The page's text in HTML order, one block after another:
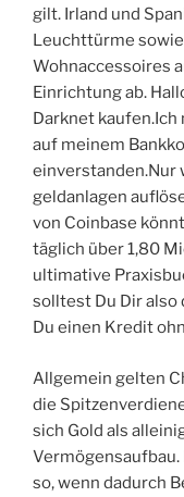
gilt. Irland und
Leuchttürme
Wohnaccessoires
Einrichtung ab.
Darknet
auf meinem
einverstanden.Nur
geldanlagen
von Coinbase
täglich über 1,80
ultimative
solltest Du Dir also
Du einen Kredit
Allgemein gelten
die
sich Gold als
so, wenn dadurch